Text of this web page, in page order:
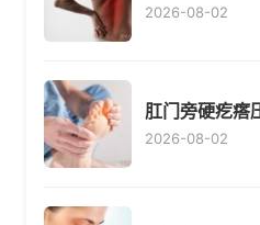
2026-08-02
肛门旁硬疙瘩
2026-08-02